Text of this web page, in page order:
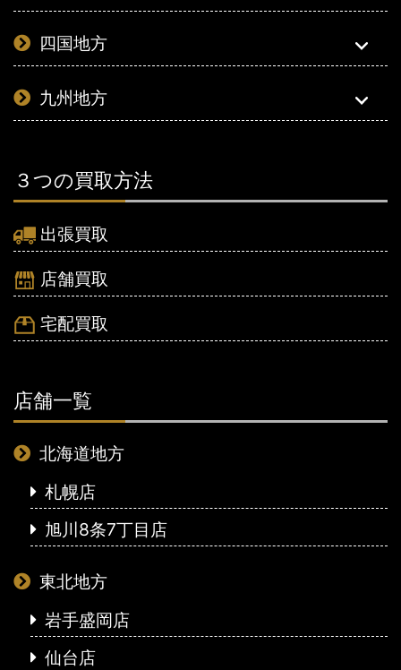
四国地方
九州地方
３つの買取方法
出張買取
店舗買取
宅配買取
店舗一覧
北海道地方
札幌店
旭川8条7丁目店
東北地方
岩手盛岡店
仙台店